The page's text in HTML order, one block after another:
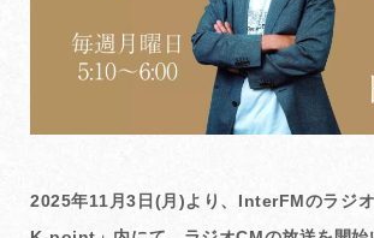
2025年11月3日(月)より、InterFMのラジ